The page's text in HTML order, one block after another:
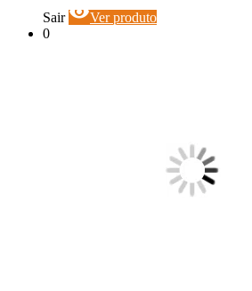
Sair visibilityVer produto
0